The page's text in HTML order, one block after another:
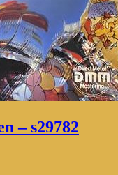
– s29782